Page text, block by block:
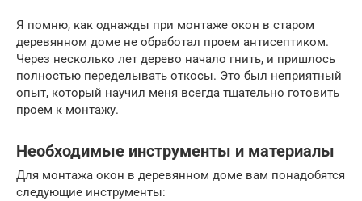
Я помню, как однажды при монтаже окон в старом
деревянном доме не обработал проем антисептиком.
Через несколько лет дерево начало гнить, и пришлось
полностью переделывать откосы. Это был неприятный
опыт, который научил меня всегда тщательно готовить
проем к монтажу.
Необходимые инструменты и материалы
Для монтажа окон в деревянном доме вам понадобятся
следующие инструменты: